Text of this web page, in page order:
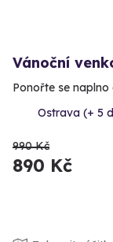
Vánoční
Ponořte se
Ostrava (+ 5
990 Kč
890 Kč